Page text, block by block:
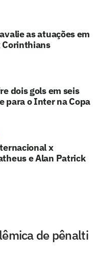
as atuações em
dois gols em seis
para o Inter na Copa
x
e Alan Patrick
de pênalti